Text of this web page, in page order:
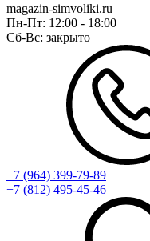
magazin-simvoliki.ru
Пн-Пт: 12:00 - 18:00
Сб-Вс: закрыто
+7 (964) 399-79-89
+7 (812) 495-45-46